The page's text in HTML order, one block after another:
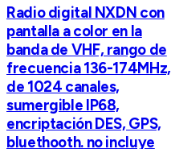
Radio digital NXDN con
pantalla a color en la
banda de VHF, rango de
frecuencia 136-174MHz,
de 1024 canales,
sumergible IP68,
encriptación DES, GPS,
bluethooth. no incluye